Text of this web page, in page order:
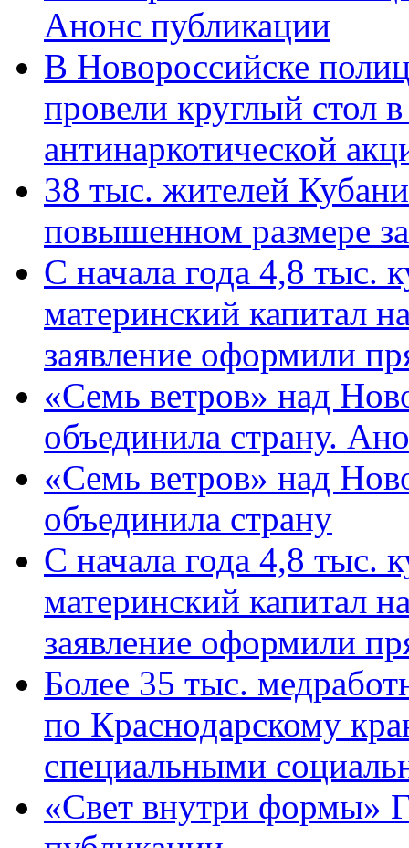
Анонс публикации
В Новороссийске
провели круглый стол
антинаркотической
38 тыс. жителей
повышенном размере
С начала года 4,8 тыс.
материнский капитал
заявление оформили
«Семь ветров» над
объединила страну.
«Семь ветров» над
объединила страну
С начала года 4,8 тыс.
материнский капитал
заявление оформили
Более 35 тыс.
по Краснодарскому
специальными
«Свет внутри формы»